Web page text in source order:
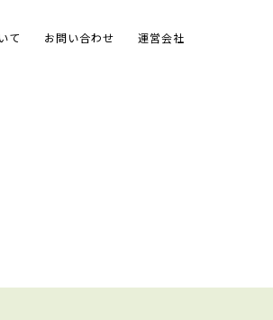
て お問い合わせ 運営会社